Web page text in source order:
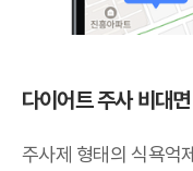
다이어트 주사 비대
주사제 형태의 식욕억